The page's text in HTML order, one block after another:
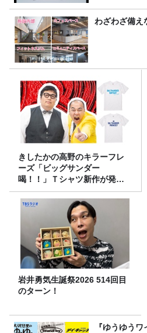
わざわざ備え
きしたかの高野のキラーフレ
ーズ「ビッグサンダー
喝！！」Ｔシャツ新作が発売
決定！
岩井勇気生誕祭2026 514回目
のターン！
『ゆうゆう